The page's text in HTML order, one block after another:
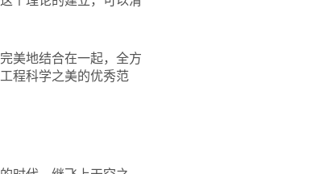
美地结合在一起，全方
程科学之美的优秀范